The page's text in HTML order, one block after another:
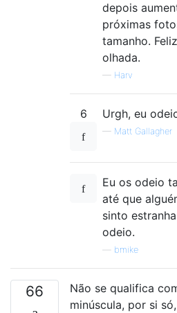
depois
próximas
tamanho.
olhada.
— Harv
6 Urgh, eu
— Matt Gallagher
Eu os odeio
até que
sinto
odeio.
bmike
66
Não se qualifica
minúscula, por si